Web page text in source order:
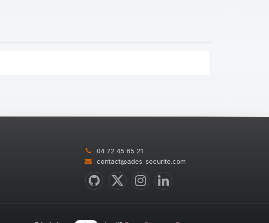
04 72 45 65 21
contact@ades-securite.com